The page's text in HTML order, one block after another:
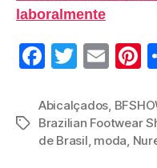
laboralmente
F
c
e
T
tt
er
E
ail
e
Etiquetas
Abicalçados
Brazilian Footwear
de Brasil moda